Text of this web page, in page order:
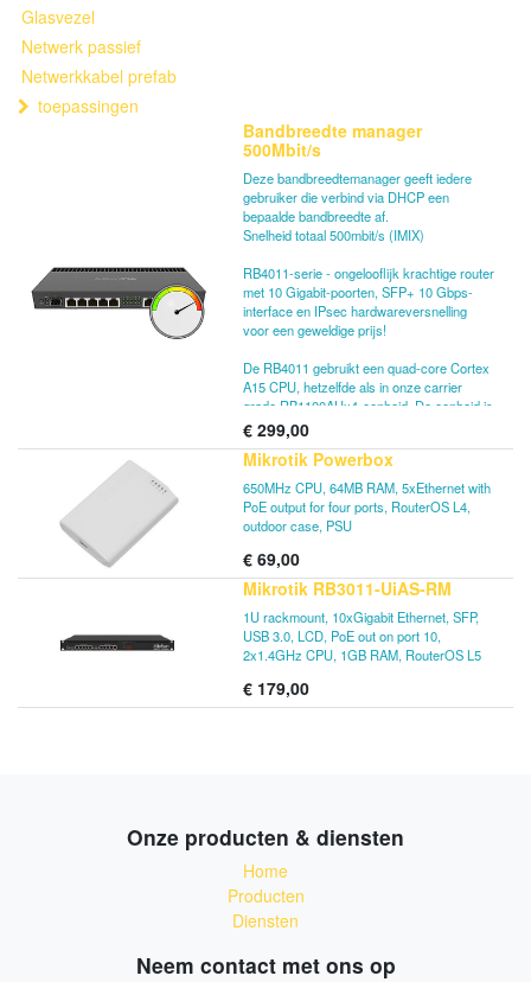
Glasvezel
Netwerk passief
Netwerkkabel prefab
toepassingen
Bandbreedte manager
500Mbit/s
Deze bandbreedtemanager geeft iedere
gebruiker die verbind via DHCP een
bepaalde bandbreedte af.
Snelheid totaal 500mbit/s (IMIX)
RB4011-serie - ongelooflijk krachtige router
met 10 Gigabit-poorten, SFP+ 10 Gbps-
interface en IPsec hardwareversnelling
voor een geweldige prijs!
De RB4011 gebruikt een quad-core Cortex
A15 CPU, hetzelfde als in onze carrier
grade RB1100AHx4-eenheid. De eenheid is
uitgerust met 1 GB RAM, kan PoE-uitvoer
leveren op poort #10 en wordt geleverd met
een compacte en professioneel ogende
solide metalen behuizing in matzwart.
RB4011iGS + RM (Ethernet-model) bevat
twee rackmontageoren die het apparaat
veilig in een standaard 1U-rackruimte zullen
bevestigen.
€ 299,00
Mikrotik Powerbox
650MHz CPU, 64MB RAM, 5xEthernet with
PoE output for four ports, RouterOS L4,
outdoor case, PSU
€ 69,00
Mikrotik RB3011-UiAS-RM
1U rackmount, 10xGigabit Ethernet, SFP,
USB 3.0, LCD, PoE out on port 10,
2x1.4GHz CPU, 1GB RAM, RouterOS L5
€ 179,00
Onze producten & diensten
Home
Producten
Diensten
Neem contact met ons op